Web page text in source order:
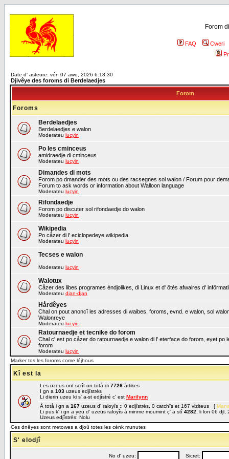
Forom
FAQ
Cweri
Date d' asteure: vén 07 awo, 2026 6:18:30
Djivêye des foroms di Berdelaedjes
Forom
Foroms
Berdelaedjes
Berdelaedjes e walon
Moderateu lucyin
Po les cminceus
amidraedje di cminceus
Moderateu lucyin
Dimandes di mots
Forom po dmander des mots ou des racsegnes sol walon / Forum pour
Forum to ask words or information about Walloon language
Moderateu lucyin
Rifondaedje
Forom po discuter sol rifondaedje do walon
Moderateu lucyin
Wikipedia
Po cåzer di l' eciclopedeye wikipedia
Moderateu lucyin
Tecses e walon
Moderateu lucyin
Walotux
Cåzer des libes programes éndjolikes, di Linux et d' ôtès afwaires d'
Moderateu djan-djan
Hårdêyes
Chal on pout anoncî les adresses di waibes, foroms, evnd. e walon, sol
Walonreye
Moderateu lucyin
Ratournaedje et tecnike do forom
Chal c' est po cåzer do ratournaedje e walon di l' eterface do forom, eyet
forom
Moderateu lucyin
Marker tos les foroms come léjhous
Kî est la
Les uzeus ont scrît on totå di 7726 årtikes
I gn a 103 uzeus edjîstrés
Li dierin uzeu ki s' a-st edjîstré c' est Marilynn
Å totå i gn a 167 uzeus d' raloyîs :: 0 edjîstrés, 0 catchîs et 167 viziteus [
Li pus k' i gn a yeu d' uzeus raloyîs å minme moumint ç' a stî 4282 , li lon 06
Uzeus edjîstrés: Nolu
Ces dnêyes sont metowes a djoû totes les cénk munutes
S' elodjî
No d' uzeu: Sicret: